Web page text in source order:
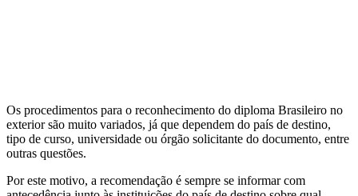
Os procedimentos para o reconhecimento do diploma Brasileiro no
exterior são muito variados, já que dependem do país de destino,
tipo de curso, universidade ou órgão solicitante do documento, entre
outras questões.
Por este motivo, a recomendação é sempre se informar com